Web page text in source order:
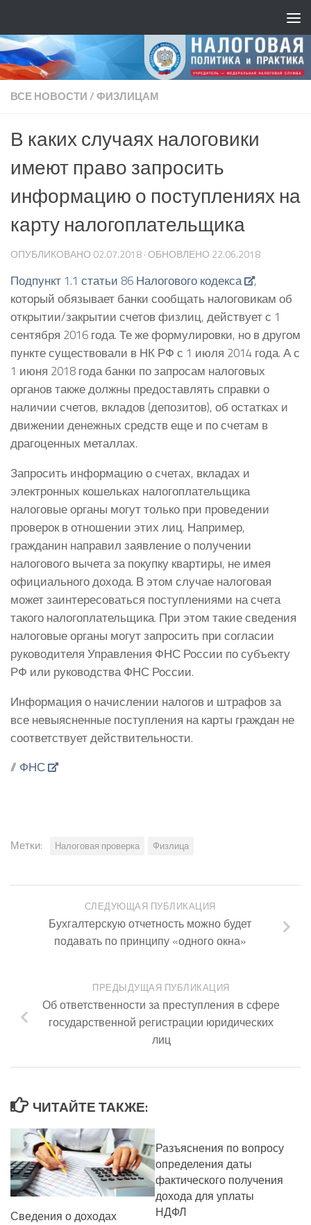
ВСЕ НОВОСТИ/ФИЗЛИЦАМ
В каких случаях налоговики
имеют право запросить
информацию о поступлениях на
карту налогоплательщика
ОПУБЛИКОВАНО 02.07.2018· ОБНОВЛЕНО 22.06.2018
Подпункт 1.1 статьи 86 Налогового кодекса
,
который обязывает банки сообщать налоговикам об
открытии/закрытии счетов физлиц, действует с 1
сентября 2016 года. Те же формулировки, но в другом
пункте существовали в НК РФ с 1 июля 2014 года. А с
1 июня 2018 года банки по запросам налоговых
органов также должны предоставлять справки о
наличии счетов, вкладов (депозитов), об остатках и
движении денежных средств еще и по счетам в
драгоценных металлах.
Запросить информацию о счетах, вкладах и
электронных кошельках налогоплательщика
налоговые органы могут только при проведении
проверок в отношении этих лиц. Например,
гражданин направил заявление о получении
налогового вычета за покупку квартиры, не имея
официального дохода. В этом случае налоговая
может заинтересоваться поступлениями на счета
такого налогоплательщика. При этом такие сведения
налоговые органы могут запросить при согласии
руководителя Управления ФНС России по субъекту
РФ или руководства ФНС России.
Информация о начислении налогов и штрафов за
все невыясненные поступления на карты граждан не
соответствует действительности.
// ФНС
Метки: Налоговая проверка Физлица
СЛЕДУЮЩАЯ ПУБЛИКАЦИЯ
Бухгалтерскую отчетность можно будет
подавать по принципу «одного окна»
ПРЕДЫДУЩАЯ ПУБЛИКАЦИЯ
Об ответственности за преступления в сфере
государственной регистрации юридических
лиц
ЧИТАЙТЕ ТАКЖЕ:
Сведения о доходах
Разъяснения по вопросу
определения даты
фактического получения
дохода для уплаты
НДФЛ